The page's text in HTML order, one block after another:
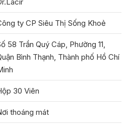
ty CP Siêu Thị Sống Khoẻ
58 Trần Quý Cáp, Phường 11,
Bình Thạnh, Thành phố Hồ Chí
30 Viên
thoáng mát